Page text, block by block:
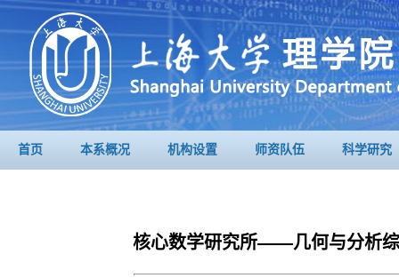
首页 本系概况 机构设置 师资队伍 科学研究
核心数学研究所——几何与分析